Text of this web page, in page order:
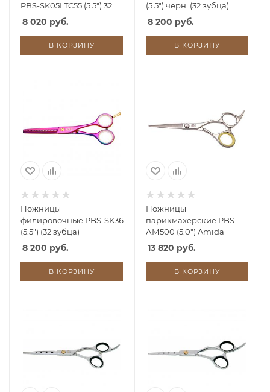
PBS-SK05LTC55 (5.5") 32
зуба
8 020 руб.
В КОРЗИНУ
(5.5") черн. (32 зубца)
8 200 руб.
В КОРЗИНУ
Ножницы
филировочные PBS-SK36
(5.5") (32 зубца)
8 200 руб.
В КОРЗИНУ
Ножницы
парикмахерские PBS-
АМ500 (5.0") Amida
13 820 руб.
В КОРЗИНУ